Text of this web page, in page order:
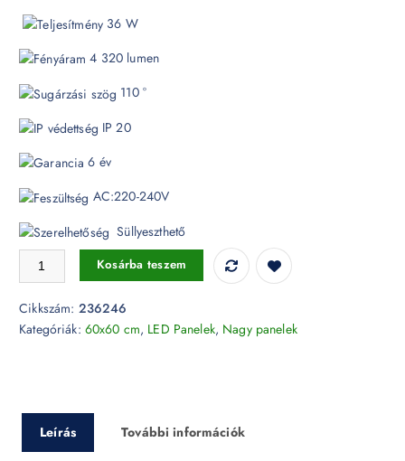
36 W
4 320 lumen
110 °
IP 20
6 év
AC:220-240V
Süllyeszthető
36W LED Panel 595 x 595 mm 4320lm 4000K 120LM/W - 236246
Kosárba teszem
Cikkszám: 236246
Kategóriák: 60x60 cm, LED Panelek, Nagy panelek
Leírás További információk